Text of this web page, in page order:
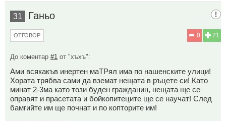
31 Ганьо
21
0
ОТГОВОР
До коментар #1 от "хъхъ":
Ами всякакъв инертен маТРял има по нашенските улици!
Хората трябва сами да вземат нещата в ръцете си! Като
минат 2-3ма като този буден гражданин, нещата ще се
оправят и прасетата и бойкопитеците ще се научат! След
бамгийте им ще почнат и по копторите им!